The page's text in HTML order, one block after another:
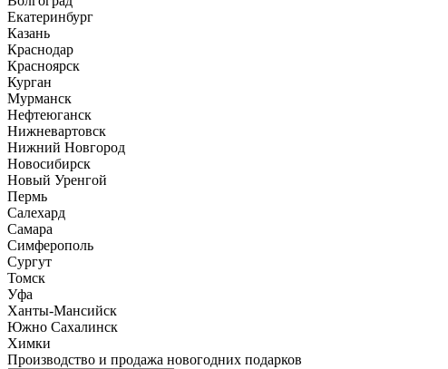
Екатеринбург
Казань
Краснодар
Красноярск
Курган
Мурманск
Нефтеюганск
Нижневартовск
Нижний Новгород
Новосибирск
Новый Уренгой
Пермь
Салехард
Самара
Симферополь
Сургут
Томск
Уфа
Ханты-Мансийск
Южно Сахалинск
Химки
Производство и продажа новогодних подарков